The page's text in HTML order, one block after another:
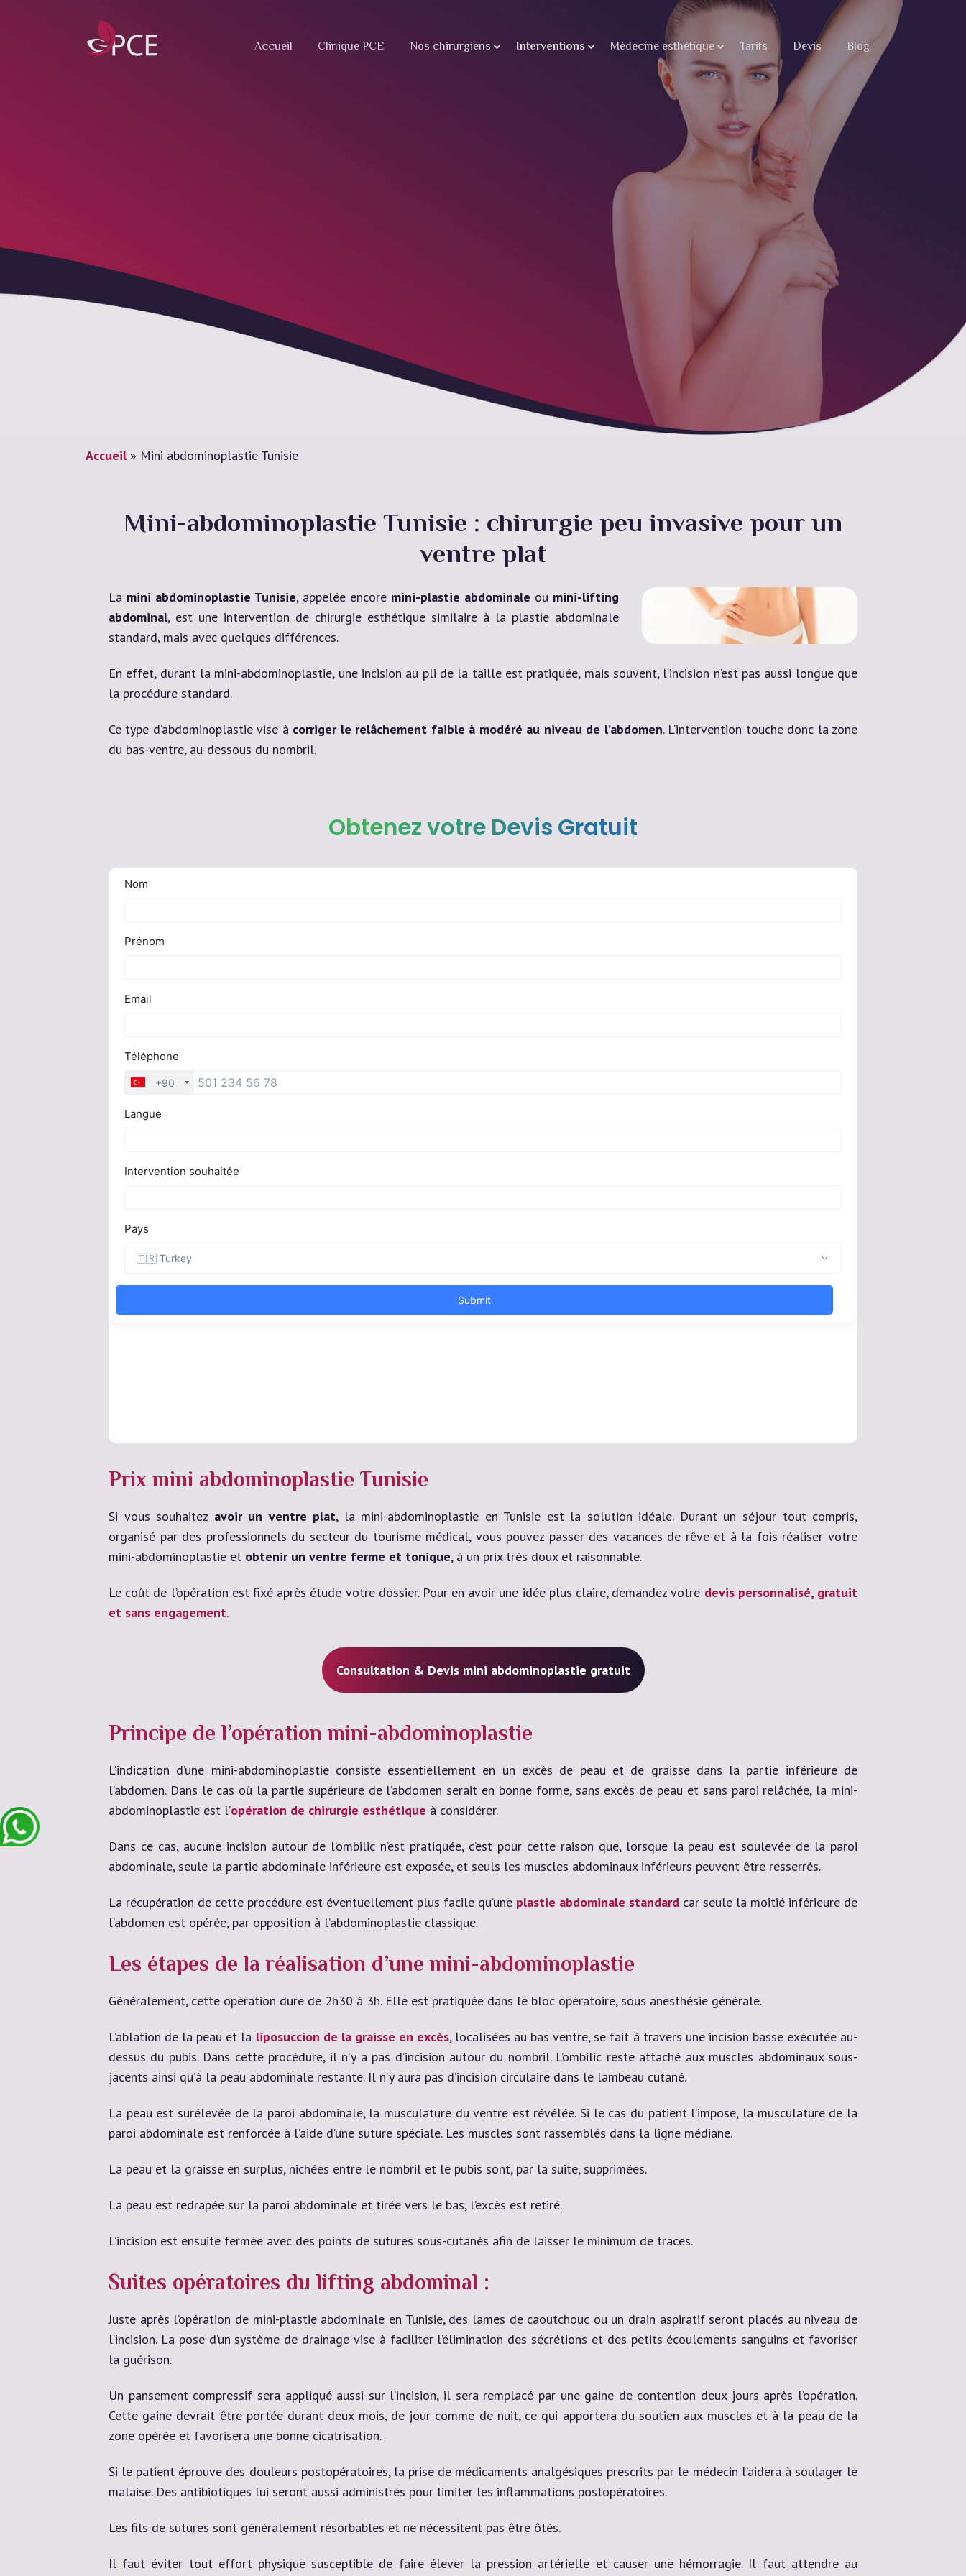
Accueil Clinique PCE Nos chirurgiens Interventions Médecine esthétique Tarifs Devis Blog
Vous avez droit à la chirurgie
esthétique Devis gratuit en 30
Accueil» Mini abdominoplastie Tunisie
Mini-abdominoplastie Tunisie : chirurgie peu invasive pour un
ventre plat
La mini abdominoplastie Tunisie, appelée encore mini-plastie abdominale ou mini-lifting
abdominal, est une intervention de chirurgie esthétique similaire à la plastie abdominale
standard, mais avec quelques différences.
En effet, durant la mini-abdominoplastie, une incision au pli de la taille est pratiquée, mais souvent, l’incision n’est pas aussi longue que
la procédure standard.
Ce type d’abdominoplastie vise à corriger le relâchement faible à modéré au niveau de l’abdomen. L’intervention touche donc la zone
du bas-ventre, au-dessous du nombril.
Obtenez votre Devis Gratuit
Prix mini abdominoplastie Tunisie
Si vous souhaitez avoir un ventre plat, la mini-abdominoplastie en Tunisie est la solution idéale. Durant un séjour tout compris,
organisé par des professionnels du secteur du tourisme médical, vous pouvez passer des vacances de rêve et à la fois réaliser votre
mini-abdominoplastie et obtenir un ventre ferme et tonique, à un prix très doux et raisonnable.
Le coût de l’opération est fixé après étude votre dossier. Pour en avoir une idée plus claire, demandez votre devis personnalisé, gratuit
et sans engagement.
Consultation & Devis mini abdominoplastie gratuit
Principe de l’opération mini-abdominoplastie
L’indication d’une mini-abdominoplastie consiste essentiellement en un excès de peau et de graisse dans la partie inférieure de
l’abdomen. Dans le cas où la partie supérieure de l’abdomen serait en bonne forme, sans excès de peau et sans paroi relâchée, la mini-
abdominoplastie est l’opération de chirurgie esthétique à considérer.
Dans ce cas, aucune incision autour de l’ombilic n’est pratiquée, c’est pour cette raison que, lorsque la peau est soulevée de la paroi
abdominale, seule la partie abdominale inférieure est exposée, et seuls les muscles abdominaux inférieurs peuvent être resserrés.
La récupération de cette procédure est éventuellement plus facile qu’une plastie abdominale standard car seule la moitié inférieure de
l’abdomen est opérée, par opposition à l’abdominoplastie classique.
Les étapes de la réalisation d’une mini-abdominoplastie
Généralement, cette opération dure de 2h30 à 3h. Elle est pratiquée dans le bloc opératoire, sous anesthésie générale.
L’ablation de la peau et la liposuccion de la graisse en excès, localisées au bas ventre, se fait à travers une incision basse exécutée au-
dessus du pubis. Dans cette procédure, il n’y a pas d’incision autour du nombril. L’ombilic reste attaché aux muscles abdominaux sous-
jacents ainsi qu’à la peau abdominale restante. Il n’y aura pas d’incision circulaire dans le lambeau cutané.
La peau est surélevée de la paroi abdominale, la musculature du ventre est révélée. Si le cas du patient l’impose, la musculature de la
paroi abdominale est renforcée à l’aide d’une suture spéciale. Les muscles sont rassemblés dans la ligne médiane.
La peau et la graisse en surplus, nichées entre le nombril et le pubis sont, par la suite, supprimées.
La peau est redrapée sur la paroi abdominale et tirée vers le bas, l’excès est retiré.
L’incision est ensuite fermée avec des points de sutures sous-cutanés afin de laisser le minimum de traces.
Suites opératoires du lifting abdominal :
Juste après l’opération de mini-plastie abdominale en Tunisie, des lames de caoutchouc ou un drain aspiratif seront placés au niveau de
l’incision. La pose d’un système de drainage vise à faciliter l’élimination des sécrétions et des petits écoulements sanguins et favoriser
la guérison.
Un pansement compressif sera appliqué aussi sur l’incision, il sera remplacé par une gaine de contention deux jours après l’opération.
Cette gaine devrait être portée durant deux mois, de jour comme de nuit, ce qui apportera du soutien aux muscles et à la peau de la
zone opérée et favorisera une bonne cicatrisation.
Si le patient éprouve des douleurs postopératoires, la prise de médicaments analgésiques prescrits par le médecin l’aidera à soulager le
malaise. Des antibiotiques lui seront aussi administrés pour limiter les inflammations postopératoires.
Les fils de sutures sont généralement résorbables et ne nécessitent pas être ôtés.
Il faut éviter tout effort physique susceptible de faire élever la pression artérielle et causer une hémorragie. Il faut attendre au